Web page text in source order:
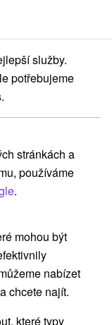
pobyty
služby.
potřebujeme
stránkách a
používáme
.
mohou být
nabízet
chcete najít.
které typy